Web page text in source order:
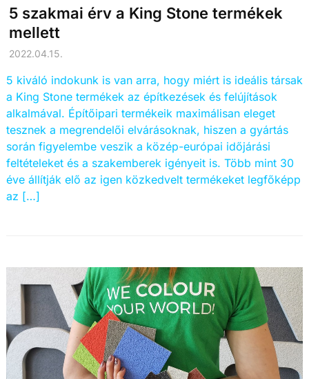
5 szakmai érv a King Stone termékek
mellett
2022.04.15.
5 kiváló indokunk is van arra, hogy miért is ideális társak
a King Stone termékek az építkezések és felújítások
alkalmával. Építőipari termékeik maximálisan eleget
tesznek a megrendelői elvárásoknak, hiszen a gyártás
során figyelembe veszik a közép-európai időjárási
feltételeket és a szakemberek igényeit is. Több mint 30
éve állítják elő az igen közkedvelt termékeket legfőképp
az […]